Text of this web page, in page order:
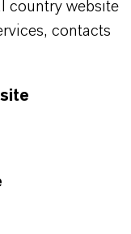
country website
contacts